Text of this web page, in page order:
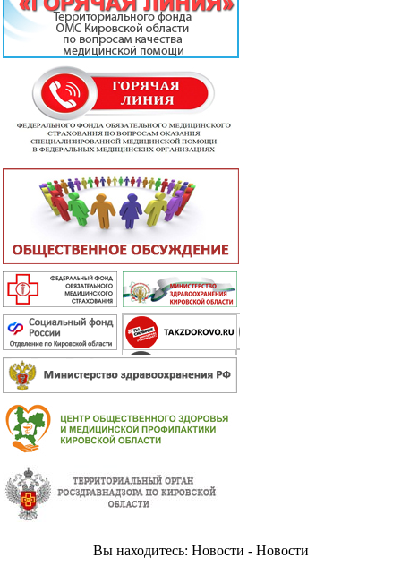
Вы находитесь: Новости - Новости